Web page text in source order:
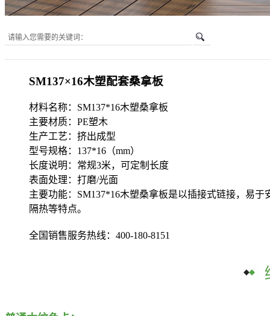
SM137×16木塑配套桑拿板
材料名称：SM137*16木塑桑拿板
主要材质：PE塑木
生产工艺：挤出成型
型号规格：137*16（mm）
长度说明：常规3米，可定制长度
表面处理：打磨/光面
主要功能：SM137*16木塑桑拿板是以插接式链接，易
隔热等特点。
全国销售服务热线： 400-180-8151